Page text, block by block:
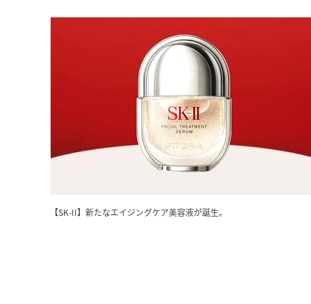
【SK-II】新たなエイジングケア美容液が誕生。